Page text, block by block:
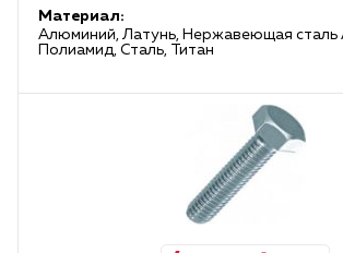
полиамидный крепеж сохраняет все
и остается устойчивым к механическим
не подвержен коррозии
С учетом вышеперечисленных свойств
крепежа, он является отличной
углеродистой стали, нержавеющей стали и
ТПК «Сейд» предлагает отличные цены на
Материал:
Алюминий, Латунь, Нержавеющая сталь
Полиамид, Сталь, Титан